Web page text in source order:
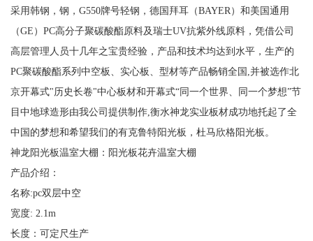
采用韩钢，钢，G550牌号轻钢，德国拜耳（BAYER）和美国通用
（GE）PC高分子聚碳酸酯原料及瑞士UV抗紫外线原料，凭借公司
高层管理人员十几年之宝贵经验，产品和技术均达到水平，生产的
PC聚碳酸酯系列中空板、实心板、型材等产品畅销全国,并被选作北
京开幕式"历史长卷"中心板材和开幕式“同一个世界、同一个梦想”节
目中地球造形由我公司提供制作,衡水神龙实业板材成功地托起了全
中国的梦想和希望我们的有克鲁特阳光板，杜马欣格阳光板。
神龙阳光板温室大棚：阳光板花卉温室大棚
产品介绍：
名称:pc双层中空
宽度: 2.1m
长度：可定尺生产